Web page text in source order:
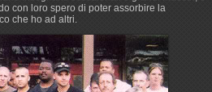
con loro spero di poter assorbire la
che ho ad altri.